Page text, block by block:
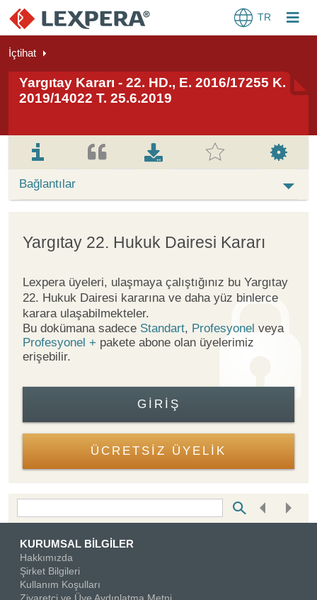
TR
İçtihat
Yargıtay Kararı - 22. HD., E. 2016/17255 K.
2019/14022 T. 25.6.2019
Bağlantılar
Yargıtay 22. Hukuk Dairesi Kararı
Lexpera üyeleri, ulaşmaya çalıştığınız bu Yargıtay
22. Hukuk Dairesi kararına ve daha yüz binlerce
karara ulaşabilmekteler.
Bu dokümana sadece Standart, Profesyonel veya
Profesyonel + pakete abone olan üyelerimiz
erişebilir.
GIRIŞ
ÜCRETSİZ ÜYELİK
KURUMSAL BİLGİLER
Hakkımızda
Şirket Bilgileri
Kullanım Koşulları